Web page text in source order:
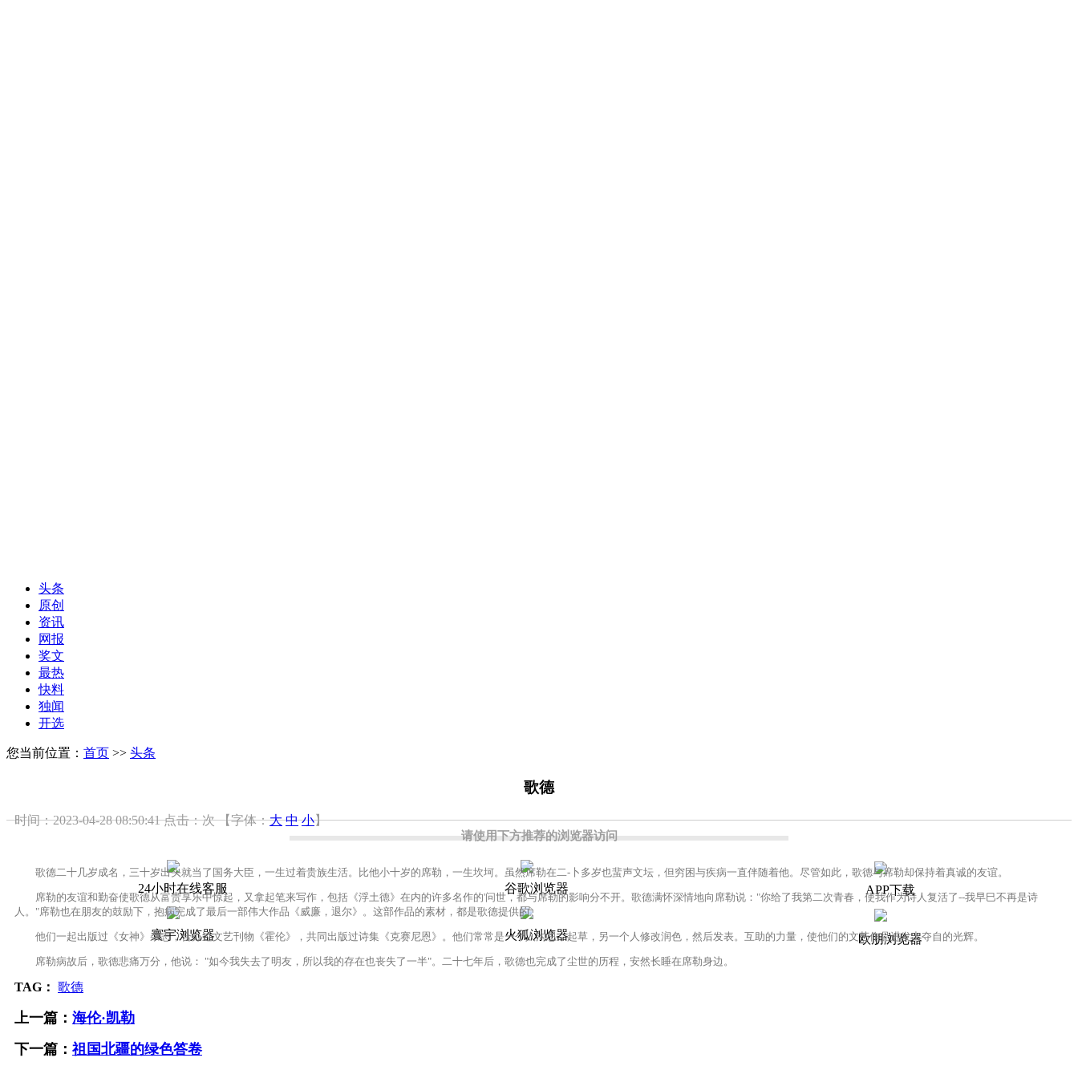
请使用下方推荐的浏览器访问
24小时在线客服 谷歌浏览器 APP下载
寰宇浏览器 火狐浏览器 欧朋浏览器
头条
原创
资讯
网报
奖文
最热
快料
独闻
开选
您当前位置： 首页 >> 头条
歌德
时间：2023-04-28 08:50:41点击：次 【字体：大 中 小】
歌德二十几岁成名，三十岁出头就当了国务大臣，一生过着贵族生活。比他小十岁的席勒，一生坎坷。虽然席勒在二-卜多岁也蜚声文坛，但穷困与疾病一直伴随着他。尽管如此，歌德与席勒却保持着真诚的友谊。
席勒的友谊和勤奋使歌德从富贵享乐中惊起，又拿起笔来写作，包括《浮土德》在内的许多名作的'问世，都与席勒的影响分不开。歌德满怀深情地向席勒说："你给了我第二次青春，使我作为诗人复活了--我早巳不再是诗
人。"席勒也在朋友的鼓励下，抱病完成了最后一部伟大作品《威廉，退尔》。这部作品的素材，都是歌德提供的。
他们一起出版过《女神》杂志，合办过文艺刊物《霍伦》，共同出版过诗集《克赛尼恩》。他们常常是一个人沟思，起草，另一个人修改润色，然后发表。互助的力量，使他们的文艺作品进发出夺自的光辉。
席勒病故后，歌德悲痛万分，他说： "如今我失去了明友，所以我的存在也丧失了一半"。二十七年后，歌德也完成了尘世的历程，安然长睡在席勒身边。
TAG： 歌德
上一篇： 海伦·凯勒
下一篇： 祖国北疆的绿色答卷